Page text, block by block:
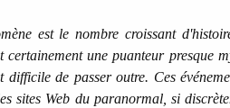
est le nombre croissant
certainement une puanteur presque
difficile de passer outre. Ces
sites Web du paranormal, si